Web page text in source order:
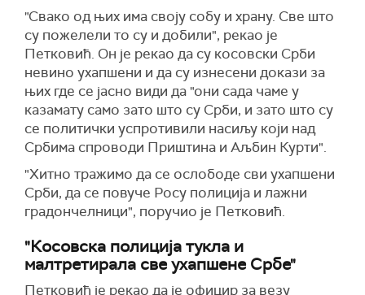
"Свако од њих има своју собу и храну. Све што
су пожелели то су и добили", рекао је
Петковић. Он је рекао да су косовски Срби
невино ухапшени и да су изнесени докази за
њих где се јасно види да "они сада чаме у
казамату само зато што су Срби, и зато што су
се политички успротивили насиљу који над
Србима спроводи Приштина и Аљбин Курти".
"Хитно тражимо да се ослободе сви ухапшени
Срби, да се повуче Росу полиција и лажни
градончелници", поручио је Петковић.
"Косовска полиција тукла и
малтретирала све ухапшене Србе"
Петковић је рекао да је официр за везу